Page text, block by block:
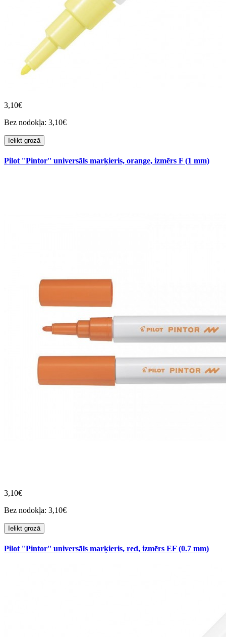
3,10€
Bez nodokļa: 3,10€
Ielikt grozā
Pilot ''Pintor'' universāls marķieris, orange, izmērs F (1 mm)
3,10€
Bez nodokļa: 3,10€
Ielikt grozā
Pilot ''Pintor'' universāls marķieris, red, izmērs EF (0.7 mm)